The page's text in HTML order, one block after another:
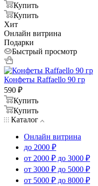
Купить
Купить
Хит
Онлайн витрина
Подарки
Быстрый просмотр
Конфеты Raffaello 90 гр
590 ₽
Купить
Купить
Каталог
Онлайн витрина
до 2000 ₽
от 2000 ₽ до 3000 ₽
от 3000 ₽ до 5000 ₽
от 5000 ₽ до 8000 ₽